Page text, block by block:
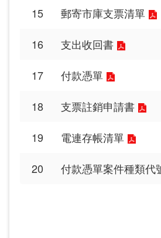
15 郵寄市庫支票清單
16 支出收回書
17 付款憑單
18 支票註銷申請書
19 電連存帳清單
20 付款憑單案件種類代